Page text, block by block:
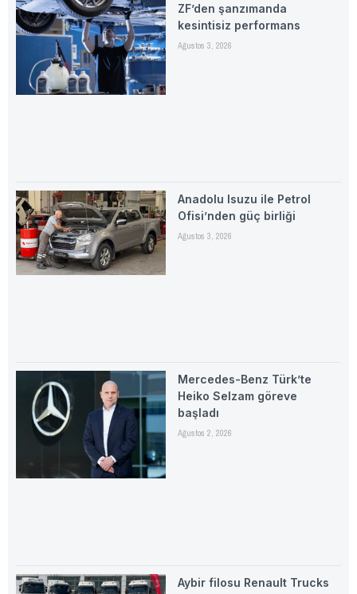
ZF’den şanzımanda
kesintisiz performans
Ağustos 3, 2026
Anadolu Isuzu ile Petrol
Ofisi’nden güç birliği
Ağustos 3, 2026
Mercedes-Benz Türk’te
Heiko Selzam göreve
başladı
Ağustos 2, 2026
Aybir filosu Renault Trucks